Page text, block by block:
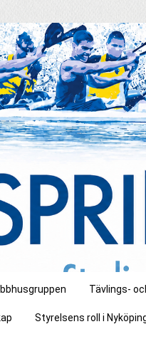
Tävlings-
Styrelsens roll i